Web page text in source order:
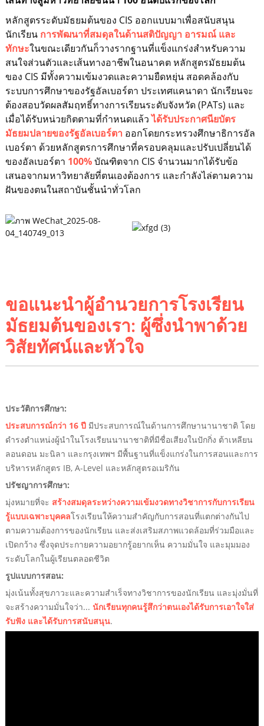
หลักสูตรระดับมัธยมต้นของ CIS ออกแบบมาเพื่อสนับสนุน
นักเรียน การพัฒนาที่สมดุลในด้านสติปัญญา อารมณ์ และ
ทักษะในขณะเดียวกันก็วางรากฐานที่แข็งแกร่งสำหรับความ
สนใจส่วนตัวและเส้นทางอาชีพในอนาคต หลักสูตรมัธยมต้น
ของ CIS มีทั้งความเข้มงวดและความยืดหยุ่น สอดคล้องกับ
ระบบการศึกษาของรัฐอัลเบอร์ตา ประเทศแคนาดา นักเรียนจะ
ต้องสอบวัดผลสัมฤทธิ์ทางการเรียนระดับจังหวัด (PATs) และ
เมื่อได้รับหน่วยกิตตามที่กำหนดแล้วได้รับประกาศนียบัตร
มัธยมปลายของรัฐอัลเบอร์ตา ออกโดยกระทรวงศึกษาธิการอัล
เบอร์ตา ด้วยหลักสูตรการศึกษาที่ครอบคลุมและปรับเปลี่ยนได้
ของอัลเบอร์ตา 100%บัณฑิตจาก CIS จำนวนมากได้รับข้อ
เสนอจากมหาวิทยาลัยที่ตนเองต้องการ และกำลังไล่ตามความ
ฝันของตนในสถาบันชั้นนำทั่วโลก
ขอแนะนำผู้อำนวยการโรงเรียน
มัธยมต้นของเรา: ผู้ซึ่งนำพาด้วย
วิสัยทัศน์และหัวใจ
ประวัติการศึกษา:
ประสบการณ์กว่า 16 ปีมีประสบการณ์ในด้านการศึกษานานาชาติ โดย
ดำรงตำแหน่งผู้นำในโรงเรียนนานาชาติที่มีชื่อเสียงในปักกิ่ง ต้าเหลียน
ลอนดอน มะนิลา และกรุงเทพฯ มีพื้นฐานที่แข็งแกร่งในการสอนและการ
บริหารหลักสูตร IB, A-Level และหลักสูตรอเมริกัน
ปรัชญาการศึกษา:
มุ่งหมายที่จะ สร้างสมดุลระหว่างความเข้มงวดทางวิชาการกับการเรียน
รู้แบบเฉพาะบุคคลโรงเรียนให้ความสำคัญกับการสอนที่แตกต่างกันไป
ตามความต้องการของนักเรียน และส่งเสริมสภาพแวดล้อมที่ร่วมมือและ
เปิดกว้าง ซึ่งจุดประกายความอยากรู้อยากเห็น ความมั่นใจ และมุมมอง
ระดับโลกในผู้เรียนตลอดชีวิต
รูปแบบการสอน:
มุ่งเน้นทั้งสุขภาวะและความสำเร็จทางวิชาการของนักเรียน และมุ่งมั่นที่
จะสร้างความมั่นใจว่า... นักเรียนทุกคนรู้สึกว่าตนเองได้รับการเอาใจใส่
รับฟัง และได้รับการสนับสนุน.